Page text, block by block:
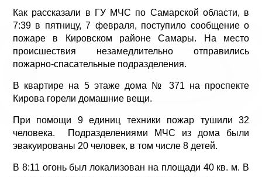
Как рассказали в ГУ МЧС по Самарской области, в
7:39 в пятницу, 7 февраля, поступило сообщение о
пожаре в Кировском районе Самары. На место
происшествия незамедлительно отправились
пожарно-спасательные подразделения.
В квартире на 5 этаже дома № 371 на проспекте
Кирова горели домашние вещи.
При помощи 9 единиц техники пожар тушили 32
человека. Подразделениями МЧС из дома были
эвакуированы 20 человек, в том числе 8 детей.
В 8:11 огонь был локализован на площади 40 кв. м. В